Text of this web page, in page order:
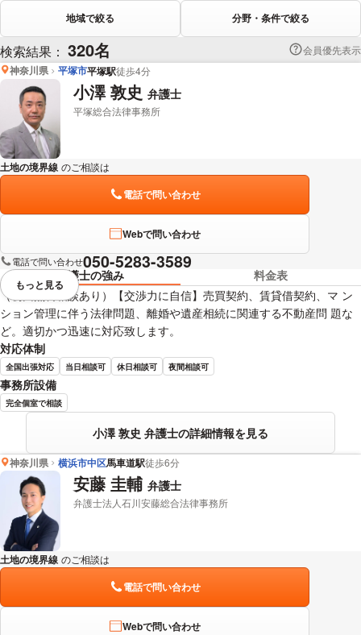
地域で絞る 分野・条件で絞る
検索結果： 320名 会員優先表示
神奈川県 平塚市平塚駅徒歩4分
小澤 敦史 弁護士
平塚総合法律事務所
土地の境界線 のご相談は
電話で問い合わせ
Webで問い合わせ
電話で問い合わせ050-5283-3589
弁護士の強み
料金表
（初回無料相談あり）【交渉力に自信】売買契約、賃貸借契約、マ ン
ション管理に伴う法律問題、離婚や遺産相続に関連する不動産問 題な
ど。適切かつ迅速に対応致します。
対応体制
全国出張対応 当日相談可 休日相談可 夜間相談可
事務所設備
完全個室で相談
小澤 敦史 弁護士の詳細情報を見る
視覚的に省略されている要素を
もっと見る
神奈川県 横浜市中区馬車道駅徒歩6分
安藤 圭輔 弁護士
弁護士法人石川安藤総合法律事務所
土地の境界線 のご相談は
電話で問い合わせ
Webで問い合わせ